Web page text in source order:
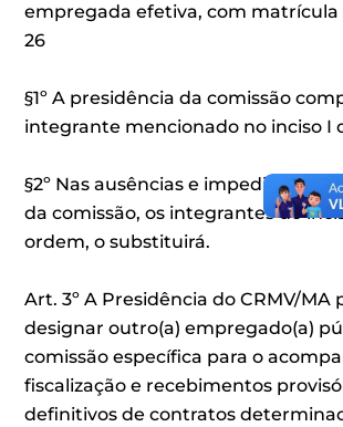
empregada efetiva, com matrícula
26
§1º A presidência da comissão
integrante mencionado no inciso I
§2º Nas ausências e
da comissão, os integrantes do
ordem, o substituirá.
Art. 3º A Presidência do CRMV/MA
designar outro(a) empregado(a)
comissão específica para o
fiscalização e recebimentos
definitivos de contratos